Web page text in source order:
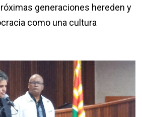
generaciones hereden y
como una cultura